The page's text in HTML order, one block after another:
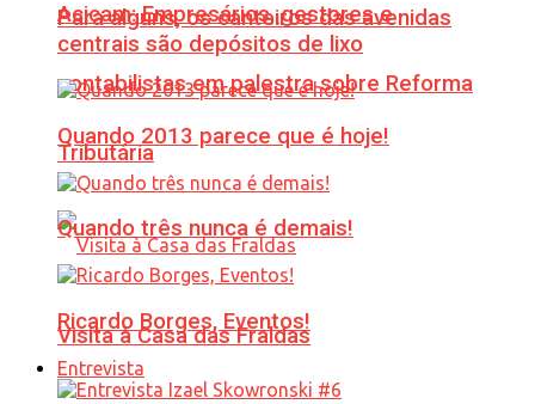
Acicam: Empresários, gestores e
contabilistas em palestra sobre Reforma
Tributária
Visita à Casa das Fraldas
Para alguns, os canteiros das avenidas
centrais são depósitos de lixo
Quando 2013 parece que é hoje!
Quando três nunca é demais!
Ricardo Borges, Eventos!
Entrevista